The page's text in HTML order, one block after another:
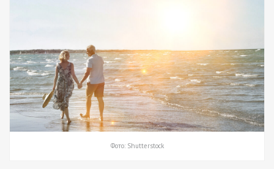
Фото: Shutterstock